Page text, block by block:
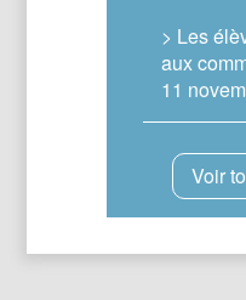
> Les
aux
11
Voir